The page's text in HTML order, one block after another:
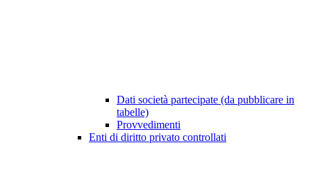
Dati società partecipate (da pubblicare in
tabelle)
Provvedimenti
Enti di diritto privato controllati